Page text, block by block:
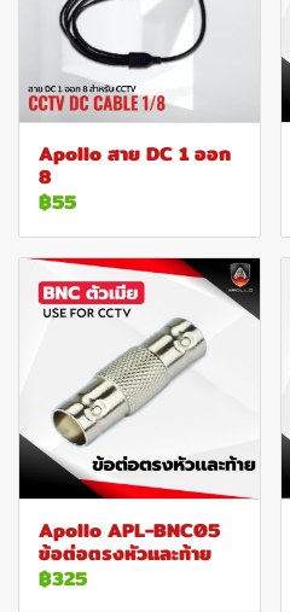
Apollo สาย DC 1 ออก
8
฿55
Apollo APL-BNC05
ข้อต่อตรงหัวและท้าย
฿325